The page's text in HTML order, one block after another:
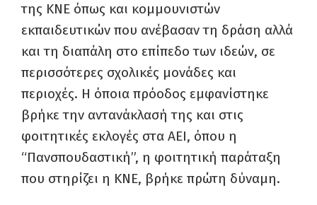
της ΚΝΕ όπως και κομμουνιστών
εκπαιδευτικών που ανέβασαν τη δράση αλλά
και τη διαπάλη στο επίπεδο των ιδεών, σε
περισσότερες σχολικές μονάδες και
περιοχές. Η όποια πρόοδος εμφανίστηκε
βρήκε την αντανάκλασή της και στις
φοιτητικές εκλογές στα ΑΕΙ, όπου η
“Πανσπουδαστική”, η φοιτητική παράταξη
που στηρίζει η ΚΝΕ, βρήκε πρώτη δύναμη.